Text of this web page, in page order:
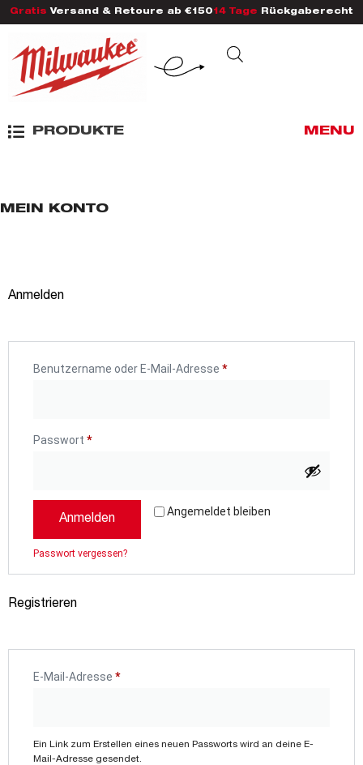
Gratis Versand & Retoure ab €150 14 Tage Rückgaberecht
PRODUKTE MENU
MEIN KONTO
Anmelden
Benutzername oder E-Mail-Adresse *
Passwort *
Angemeldet bleiben
Anmelden
Passwort vergessen?
Registrieren
E-Mail-Adresse *
Ein Link zum Erstellen eines neuen Passworts wird an deine E-
Mail-Adresse gesendet.